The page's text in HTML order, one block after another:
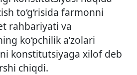
to‘g‘risida farmonni
rahbariyati va
ko‘pchilik a’zolari
konstitutsiyaga xilof deb
chiqdi.